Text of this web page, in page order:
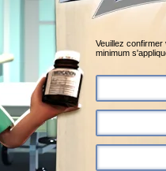
Veuillez
minimum